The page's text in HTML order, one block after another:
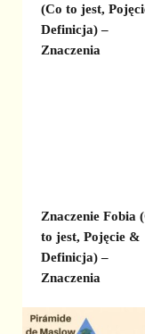
(Co to jest,
Definicja) –
Znaczenia
Znaczenie Fobia
to jest, Pojęcie &
Definicja) –
Znaczenia